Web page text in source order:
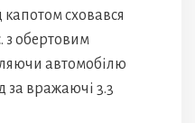
капотом сховався
з обертовим
автомобілю
за вражаючі 3.3